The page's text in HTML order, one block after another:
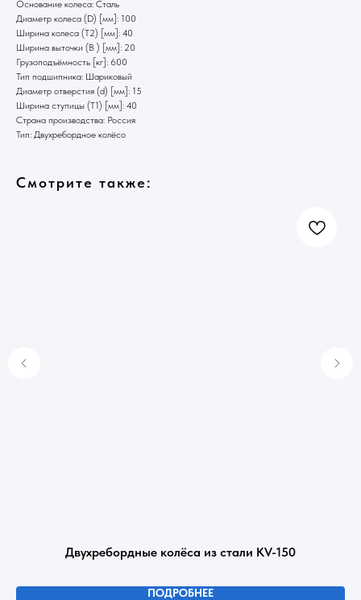
Основание колеса: Сталь
Диаметр колеса (D) [мм]: 100
Ширина колеса (T2) [мм]: 40
Ширина выточки (B ) [мм]: 20
Грузоподъёмность [кг]: 600
Тип подшипника: Шариковый
Диаметр отверстия (d) [мм]: 15
Ширина ступицы (T1) [мм]: 40
Страна производства: Россия
Тип: Двухребордное колёсо
Смотрите также:
Двухребордные колёса из стали KV-150
ПОДРОБНЕЕ